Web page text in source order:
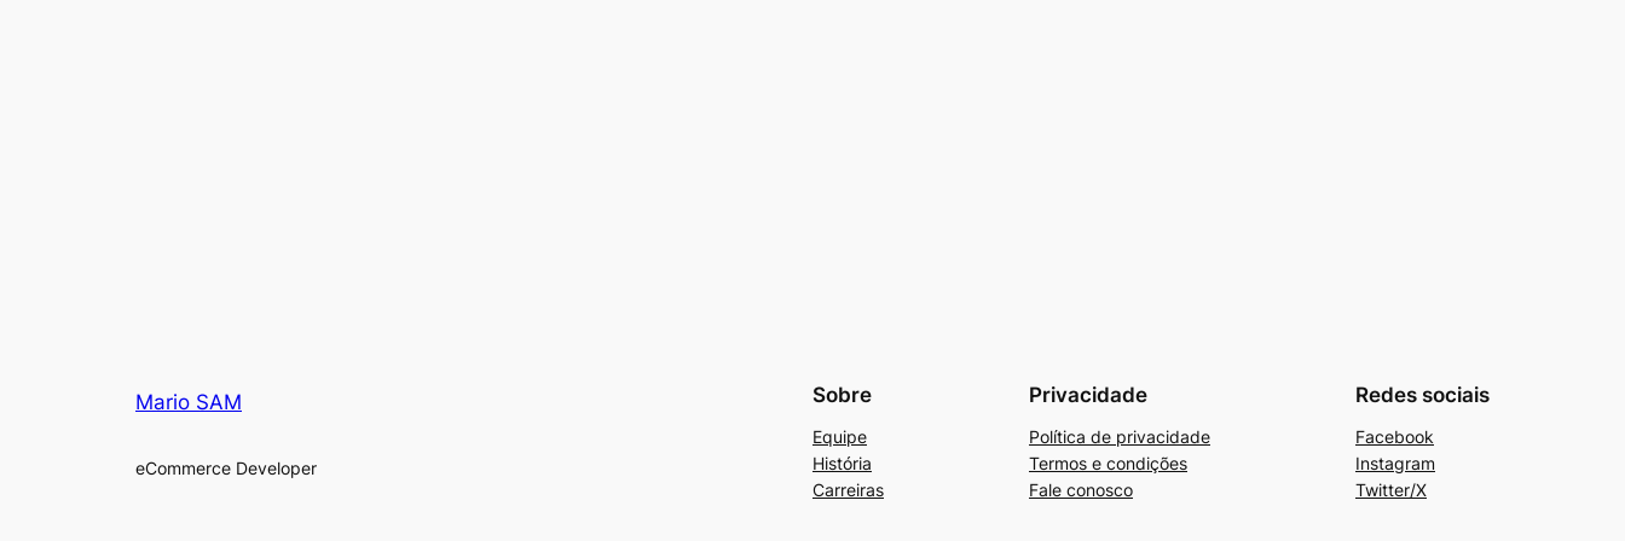
Mario SAM
eCommerce Developer
Sobre
Equipe
História
Carreiras
Privacidade
Política de privacidade
Termos e condições
Fale conosco
Redes sociais
Facebook
Instagram
Twitter/X